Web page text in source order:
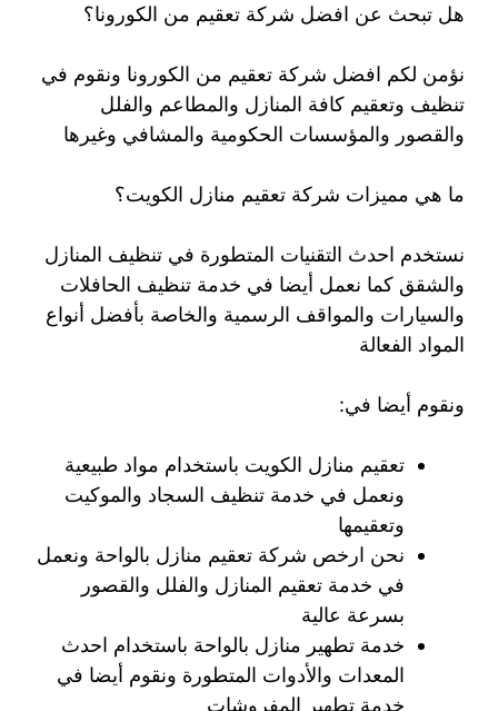
هل تبحث عن افضل شركة تعقيم من الكورونا؟
نؤمن لكم افضل شركة تعقيم من الكورونا ونقوم في
تنظيف وتعقيم كافة المنازل والمطاعم والفلل
والقصور والمؤسسات الحكومية والمشافي وغيرها
ما هي مميزات شركة تعقيم منازل الكويت؟
نستخدم احدث التقنيات المتطورة في تنظيف المنازل
والشقق كما نعمل أيضا في خدمة تنظيف الحافلات
والسيارات والمواقف الرسمية والخاصة بأفضل أنواع
المواد الفعالة
ونقوم أيضا في:
تعقيم منازل الكويت باستخدام مواد طبيعية
ونعمل في خدمة تنظيف السجاد والموكيت
وتعقيمها
نحن ارخص شركة تعقيم منازل بالواحة ونعمل
في خدمة تعقيم المنازل والفلل والقصور
بسرعة عالية
خدمة تطهير منازل بالواحة باستخدام احدث
المعدات والأدوات المتطورة ونقوم أيضا في
خدمة تطهير المفروشات